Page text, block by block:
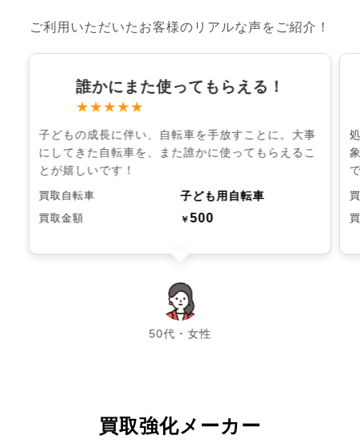
ご利用いただいたお客様のリアルな声をご紹介！
誰かにまた使ってもらえる！
★★★★★
子どもの成長に伴い、自転車を手放すことに。大事
にしてきた自転車を、また誰かに使ってもらえるこ
とが嬉しいです！
買取自転車 子ども用自転車
買取金額 ￥500
50代・女性
chevron_left chevron_right
買取強化メーカー